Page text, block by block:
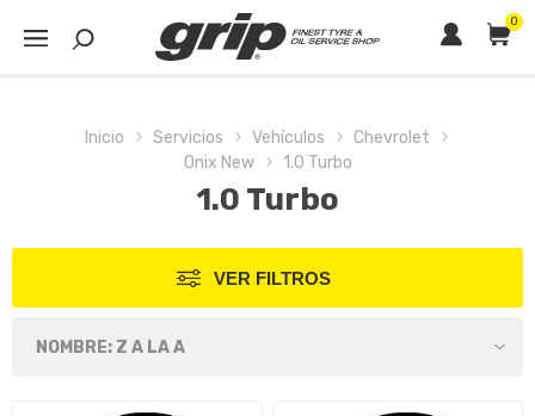
0
Inicio Servicios Vehículos
Chevrolet
Onix New
1.0 Turbo
1.0 Turbo
VER FILTROS